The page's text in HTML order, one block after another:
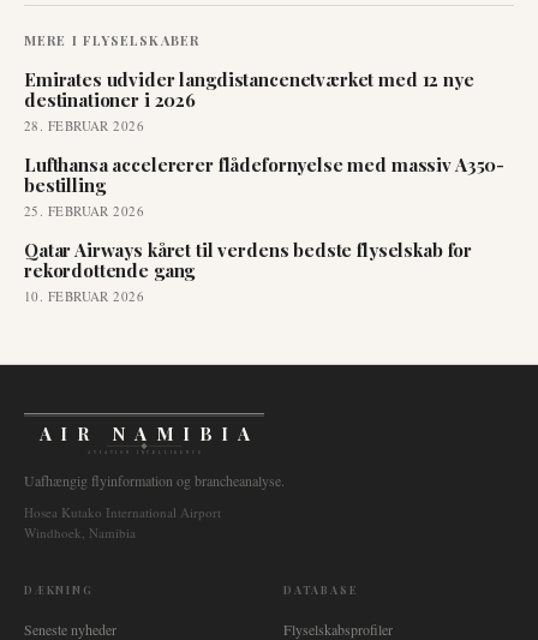
MERE I FLYSELSKABER
Emirates udvider langdistancenetværket med 12 nye
destinationer i 2026
28. FEBRUAR 2026
Lufthansa accelererer flådefornyelse med massiv A350-
bestilling
25. FEBRUAR 2026
Qatar Airways kåret til verdens bedste flyselskab for
rekordottende gang
10. FEBRUAR 2026
AIR NAMIBIA
AVIATION INTELLIGENCE
Uafhængig flyinformation og brancheanalyse.
Hosea Kutako International Airport
Windhoek, Namibia
DÆKNING
Seneste nyheder
DATABASE
Flyselskabsprofiler